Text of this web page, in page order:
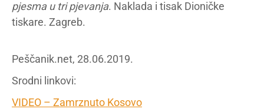
pjesma u tri pjevanja. Naklada i tisak Dioničke
tiskare. Zagreb.
Peščanik.net, 28.06.2019.
Srodni linkovi:
VIDEO – Zamrznuto Kosovo